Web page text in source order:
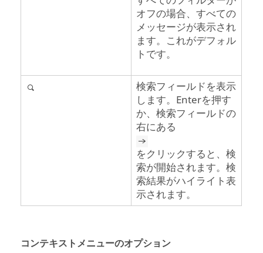
オフの場合、すべての
メッセージが表示され
ます。これがデフォル
トです。
検索フィールドを表示
します。 Enterを押す
か、検索フィールドの
右にある
をクリックすると、検
索が開始されます。検
索結果がハイライト表
示されます。
コンテキストメニューのオプション